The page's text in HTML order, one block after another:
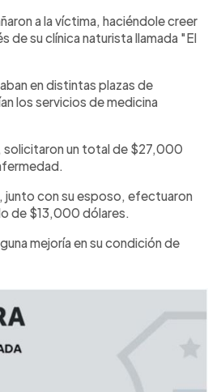
a la víctima, haciéndole creer
de su clínica naturista llamada "El
en distintas plazas de
los servicios de medicina
solicitaron un total de $27,000
junto con su esposo, efectuaron
de $13,000 dólares.
mejoría en su condición de